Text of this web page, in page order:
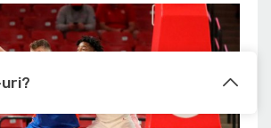
a optimiza functionalitatea site-ului web, a